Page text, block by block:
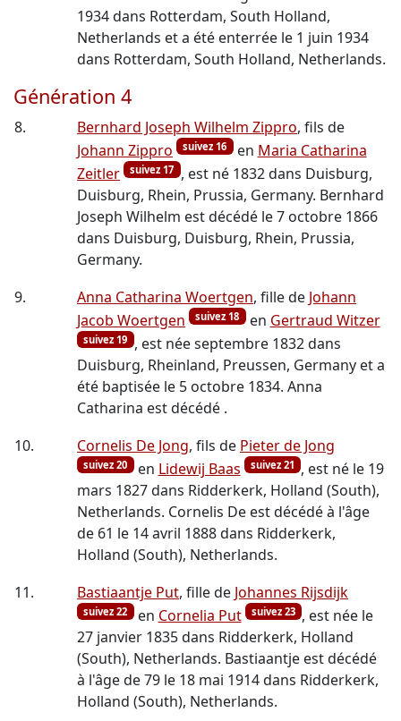
1934 dans Rotterdam, South Holland,
Netherlands et a été enterrée le 1 juin 1934
dans Rotterdam, South Holland, Netherlands.
Génération 4
8. Bernhard Joseph Wilhelm Zippro, fils de
Johann Zippro
suivez 16 en Maria Catharina
Zeitler
suivez 17 , est né 1832 dans Duisburg,
Duisburg, Rhein, Prussia, Germany. Bernhard
Joseph Wilhelm est décédé le 7 octobre 1866
dans Duisburg, Duisburg, Rhein, Prussia,
Germany.
9.
Anna Catharina Woertgen, fille de Johann
Jacob Woertgen
suivez 18 en Gertraud Witzer
suivez 19 , est née septembre 1832 dans
Duisburg, Rheinland, Preussen, Germany et a
été baptisée le 5 octobre 1834. Anna
Catharina est décédé .
10.
Cornelis De Jong, fils de Pieter de Jong
suivez 20 en Lidewij Baas suivez 21 , est né le 19
mars 1827 dans Ridderkerk, Holland (South),
Netherlands. Cornelis De est décédé à l'âge
de 61 le 14 avril 1888 dans Ridderkerk,
Holland (South), Netherlands.
11.
Bastiaantje Put, fille de Johannes Rijsdijk
suivez 22 en Cornelia Put suivez 23 , est née le
27 janvier 1835 dans Ridderkerk, Holland
(South), Netherlands. Bastiaantje est décédé
à l'âge de 79 le 18 mai 1914 dans Ridderkerk,
Holland (South), Netherlands.